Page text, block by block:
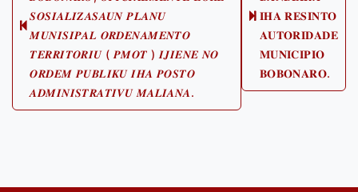
Previous
post:
𝑺𝑶𝑺𝑰𝑨𝑳𝑰𝒁𝑨𝑺𝑨𝑼𝑵 𝑷𝑳𝑨𝑵𝑼
𝑴𝑼𝑵𝑰𝑺𝑰𝑷𝑨𝑳 𝑶𝑹𝑫𝑬𝑵𝑨𝑴𝑬𝑵𝑻𝑶
𝑻𝑬𝑹𝑹𝑰𝑻𝑶𝑹𝑰𝑼 ( 𝑷𝑴𝑶𝑻 ) 𝑰𝑱𝑰𝑬𝑵𝑬 𝑵𝑶
𝑶𝑹𝑫𝑬𝑴 𝑷𝑼𝑩𝑳𝑰𝑲𝑼 𝑰𝑯𝑨 𝑷𝑶𝑺𝑻𝑶
𝑨𝑫𝑴𝑰𝑵𝑰𝑺𝑻𝑹𝑨𝑻𝑰𝑽𝑼 𝑴𝑨𝑳𝑰𝑨𝑵𝑨.
Next
post:
𝐈𝐇𝐀 𝐑𝐄𝐒𝐈𝐍𝐓𝐎
𝐀𝐔𝐓𝐎𝐑𝐈𝐃𝐀𝐃𝐄
𝐌𝐔𝐍𝐈𝐂𝐈𝐏𝐈𝐎
𝐁𝐎𝐁𝐎𝐍𝐀𝐑𝐎.